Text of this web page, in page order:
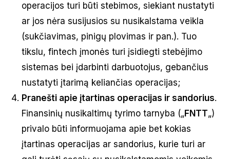
operacijos turi būti stebimos, siekiant nustatyti
ar jos nėra susijusios su nusikalstama veikla
(sukčiavimas, pinigų plovimas ir pan.). Tuo
tikslu, fintech įmonės turi įsidiegti stebėjimo
sistemas bei įdarbinti darbuotojus, gebančius
nustatyti įtarimą keliančias operacijas;
Pranešti apie įtartinas operacijas ir sandorius.
Finansinių nusikaltimų tyrimo tarnyba („FNTT„)
privalo būti informuojama apie bet kokias
įtartinas operacijas ar sandorius, kurie turi ar